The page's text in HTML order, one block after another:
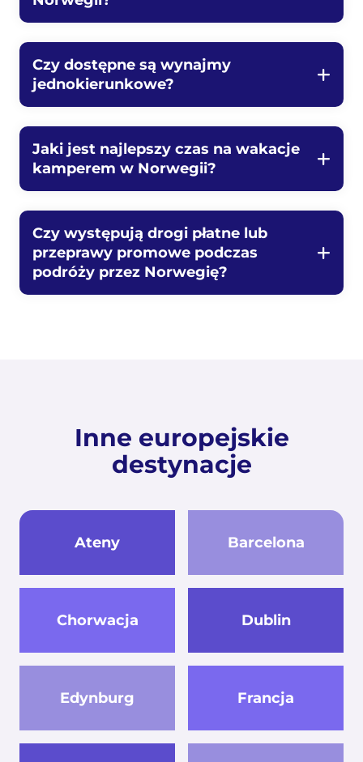
Czy dostępne są wynajmy
jednokierunkowe?
Jaki jest najlepszy czas na wakacje
kamperem w Norwegii?
Czy występują drogi płatne lub
przeprawy promowe podczas
podróży przez Norwegię?
Inne europejskie
destynacje
Ateny Barcelona
Chorwacja Dublin
Edynburg Francja